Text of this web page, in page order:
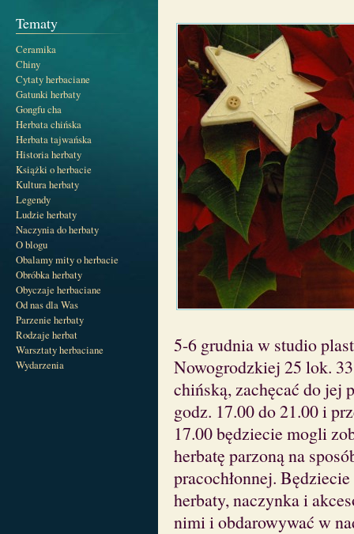
Tematy
Ceramika
Chiny
Cytaty herbaciane
Gatunki herbaty
Gongfu cha
Herbata chińska
Herbata tajwańska
Historia herbaty
Książki o herbacie
Kultura herbaty
Legendy
Ludzie herbaty
Naczynia do herbaty
O blogu
Obalamy mity o herbacie
Obróbka herbaty
Obyczaje herbaciane
Od nas dla Was
Parzenie herbaty
Rodzaje herbat
Warsztaty herbaciane
Wydarzenia
5-6 grudnia w studio
Nowogrodzkiej 25 lok.
chińską, zachęcać do jej
godz. 17.00 do 21.00 i
17.00 będziecie mogli
herbatę parzoną na
pracochłonnej.
herbaty, naczynka i
nimi i obdarowywać w